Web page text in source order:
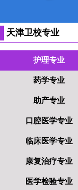
天津卫校专业
护理专业
药学专业
助产专业
口腔医学专业
临床医学专业
康复治疗专业
医学检验专业